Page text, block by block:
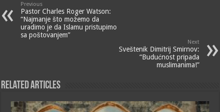
Previous
Pastor Charles Roger Watson:
“Najmanje što možemo da
uradimo je da Islamu pristupimo
sa poštovanjem”
Next
Sveštenik Dimitrij Smirnov:
“Budućnost pripada
muslimanima!”
Related Articles